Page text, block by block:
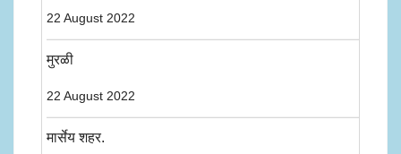
22 August 2022
मुरळी
22 August 2022
मार्सेय शहर.